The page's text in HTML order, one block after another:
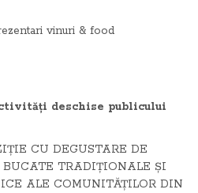
vinuri & food
deschise publicului
CU DEGUSTARE DE
TRADIȚIONALE ȘI
ALE COMUNITĂȚILOR DIN